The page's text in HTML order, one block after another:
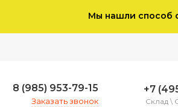
Мы нашли способ
8 (985) 953-79-15
Заказать звонок
+7
Склад \